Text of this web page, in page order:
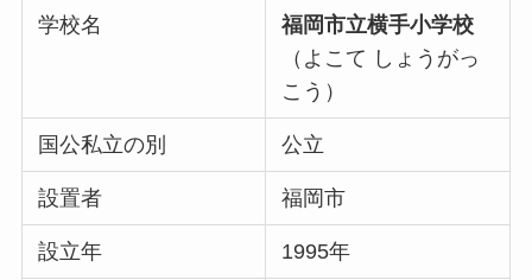
学校名
福岡市立横手小学校
（よこて しょうがっ
こう）
国公私立の別 公立
設置者 福岡市
設立年 1995年